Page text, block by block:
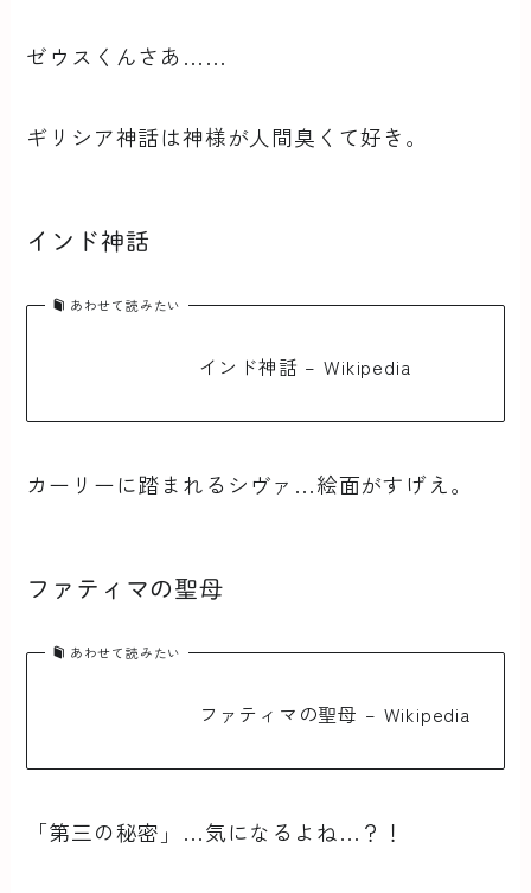
ゼウスくんさあ……
ギリシア神話は神様が人間臭くて好き。
インド神話
あわせて読みたい
インド神話 – Wikipedia
カーリーに踏まれるシヴァ…絵面がすげえ。
ファティマの聖母
あわせて読みたい
ファティマの聖母 – Wikipedia
「第三の秘密」…気になるよね…？！